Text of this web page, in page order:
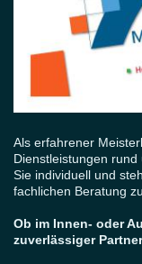
Als erfahrener
Dienstleistungen
Sie individuell und
fachlichen Beratung
Ob im Innen- oder
zuverlässiger